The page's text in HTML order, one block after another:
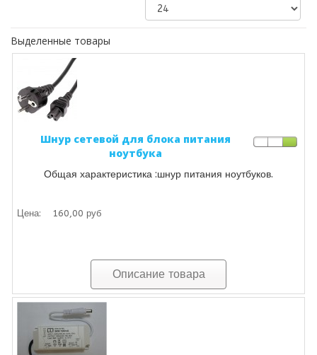
Выделенные товары
Шнур сетевой для блока питания
ноутбука
Общая характеристика :шнур питания ноутбуков.
Цена: 160,00 руб
Описание товара